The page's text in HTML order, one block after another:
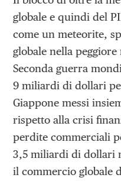
globale e quindi del
come un meteorite,
globale nella
Seconda guerra
9 miliardi di dollari
Giappone messi
rispetto alla crisi
perdite commerciali
3,5 miliardi di dollari
il commercio globale